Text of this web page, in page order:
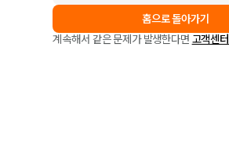
홈으로 돌아가기
계속해서 같은 문제가 발생한다면 고객센터